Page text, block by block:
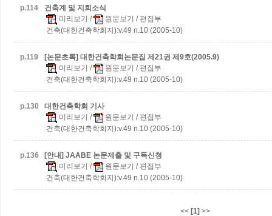
p.114
건축계 및 지회소식
미리보기 / 원문보기 / 편집부
건축(대한건축학회지):v.49 n.10 (2005-10)
p.119
[논문초록] 대한건축학회논문집 제21권 제9호(2005.9)
미리보기 / 원문보기 / 편집부
건축(대한건축학회지):v.49 n.10 (2005-10)
p.130
대한건축학회 기사
미리보기 / 원문보기 / 편집부
건축(대한건축학회지):v.49 n.10 (2005-10)
p.136
[안내] JAABE 논문제출 및 구독신청
미리보기 / 원문보기 / 편집부
건축(대한건축학회지):v.49 n.10 (2005-10)
<< [1] >>